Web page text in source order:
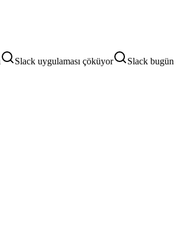
Slack uygulaması çöküyor
Slack bugün